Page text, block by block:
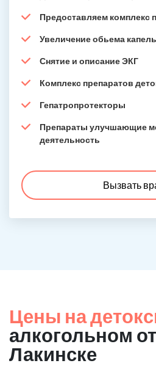
Предоставляем комплекс
Увеличение обьема
Снятие и описание ЭКГ
Комплекс препаратов
Гепатропротекторы
Препараты улучшающие
деятельность
Вызвать
Цены на
алкогольном
Лакинске